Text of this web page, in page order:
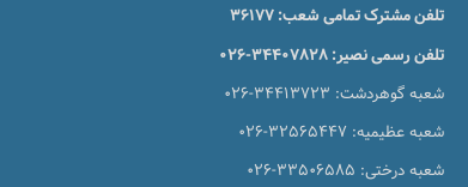
تلفن مشترک تمامی شعب:36177
تلفن رسمی نصیر:026-34407828
شعبه گوهردشت: 026-34413723
شعبه عظیمیه: 026-32565447
شعبه درختی: 026-33506585